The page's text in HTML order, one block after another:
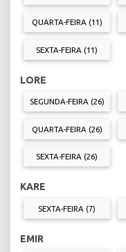
QUARTA-FEIRA (11)
SEXTA-FEIRA (11)
LORE
SEGUNDA-FEIRA (26)
QUARTA-FEIRA (26)
SEXTA-FEIRA (26)
KARE
SEXTA-FEIRA (7)
EMIR